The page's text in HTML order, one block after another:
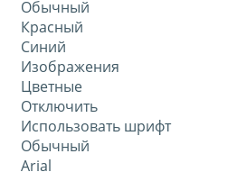
Обычный
Красный
Синий
Изображения
Цветные
Отключить
Использовать шрифт
Обычный
Arial